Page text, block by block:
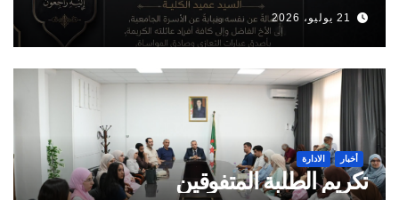
21 يوليو، 2026
أخبار الادارة
تكريم الطلبة المتفوقين